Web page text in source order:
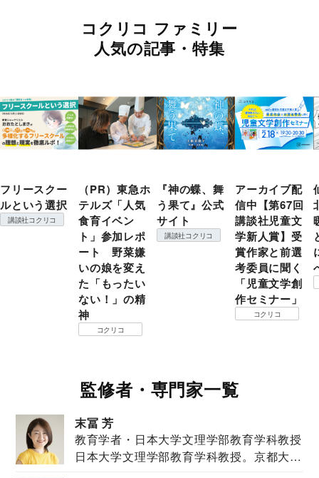
コクリコ ファミリー
人気の記事・特集
フリースクー
ルという選択
講談社コクリコ
（PR）東急ホ
テルズ「人気
食育イベン
ト」参加レポ
ート 野菜嫌
いの娘を変え
た「もったい
ない！」の精
神
コクリコ
『神の蝶、舞
う果て』公式
サイト
講談社コクリコ
アーカイブ配
信中【第67回
講談社児童文
学新人賞】受
賞作家と前選
考委員に聞く
「児童文学創
作セミナー」
コクリコ
監修者・専門家一覧
末冨 芳
教育学者・日本大学文理学部教育学科教授
日本大学文理学部教育学科教授。京都大学